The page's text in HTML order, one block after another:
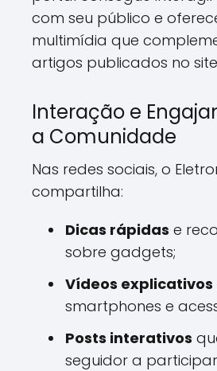
com seu público e
multimídia que
artigos publicados no
Interação e
a Comunidade
Nas redes sociais, o
compartilha:
Dicas rápidas e
sobre gadgets;
Vídeos explicativos
smartphones e
Posts interativos
seguidor a